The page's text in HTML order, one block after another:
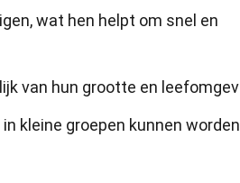
wat hen helpt om snel en
van hun grootte en
kleine groepen kunnen worden